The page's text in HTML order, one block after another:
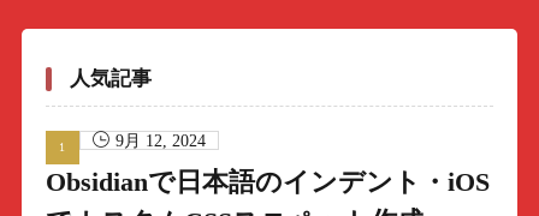
人気記事
9月 12, 2024
Obsidianで日本語のインデント・iOS